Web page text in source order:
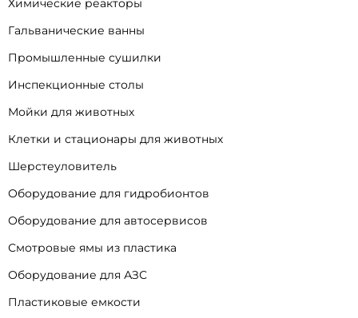
Химические реакторы
Гальванические ванны
Промышленные сушилки
Инспекционные столы
Мойки для животных
Клетки и стационары для животных
Шерстеуловитель
Оборудование для гидробионтов
Оборудование для автосервисов
Смотровые ямы из пластика
Оборудование для АЗС
Пластиковые емкости